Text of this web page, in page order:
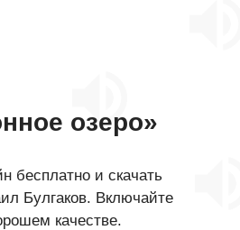
озеро»
бесплатно и скачать
Булгаков. Включайте
качестве.